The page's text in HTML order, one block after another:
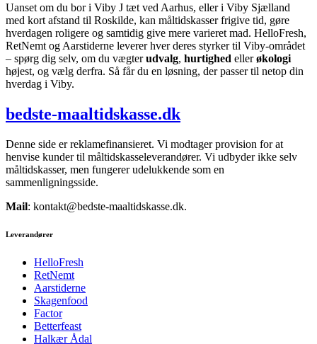
Uanset om du bor i Viby J tæt ved Aarhus, eller i Viby Sjælland
med kort afstand til Roskilde, kan måltidskasser frigive tid, gøre
hverdagen roligere og samtidig give mere varieret mad. HelloFresh,
RetNemt og Aarstiderne leverer hver deres styrker til Viby-området
– spørg dig selv, om du vægterudvalg, hurtighed ellerøkologi
højest, og vælg derfra. Så får du en løsning, der passer til netop din
hverdag i Viby.
bedste-maaltidskasse.dk
Denne side er reklamefinansieret. Vi modtager provision for at
henvise kunder til måltidskasseleverandører. Vi udbyder ikke selv
måltidskasser, men fungerer udelukkende som en
sammenligningsside.
Mail: kontakt@bedste-maaltidskasse.dk.
Leverandører
HelloFresh
RetNemt
Aarstiderne
Skagenfood
Factor
Betterfeast
Halkær Ådal